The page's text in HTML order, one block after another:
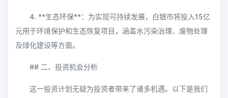
4. **生态环保**：为实现可持续发展，白银市将投入15亿
元用于环境保护和生态恢复项目，涵盖水污染治理、废物处理
及绿化建设等方面。
## 二、投资机会分析
这一投资计划无疑为投资者带来了诸多机遇。以下是我们